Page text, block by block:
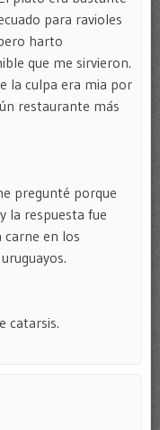
para ravioles
harto
que me sirvieron.
la culpa era mia por
restaurante más
pregunté porque
la respuesta fue
carne en los
catarsis.